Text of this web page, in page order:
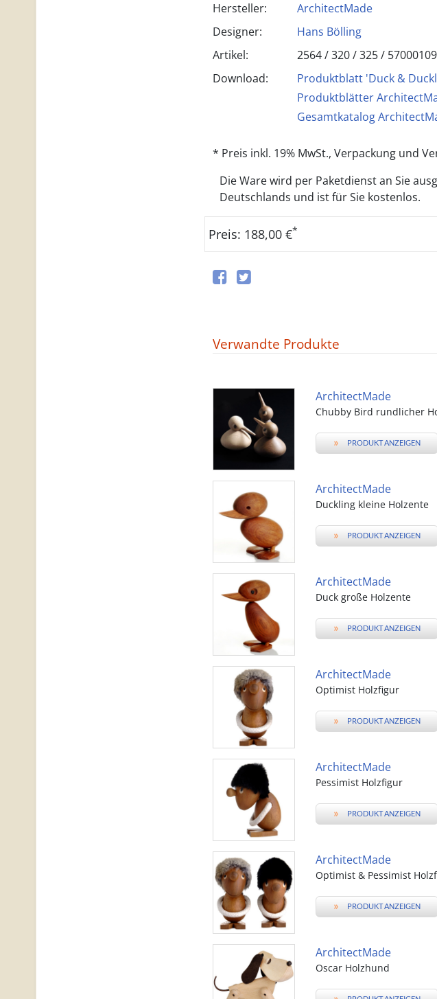
Hersteller:
ArchitectMade
Designer:
Hans Bölling
Artikel:
2564 /320 / 325/
Download:
Produktblatt 'Duck &
Produktblätter
Gesamtkatalog
* Preis inkl. 19% MwSt., Verpackung und
Die Ware wird per Paketdienst an Sie
Deutschlands und ist für Sie kostenlos.
Preis: 188,00 €*
Verwandte Produkte
ArchitectMade
Chubby Bird rundlicher
» PRODUKT ANZEIGEN
ArchitectMade
Duckling kleine Holzente
» PRODUKT ANZEIGEN
ArchitectMade
Duck große Holzente
» PRODUKT ANZEIGEN
ArchitectMade
Optimist Holzfigur
» PRODUKT ANZEIGEN
ArchitectMade
Pessimist Holzfigur
» PRODUKT ANZEIGEN
ArchitectMade
Optimist & Pessimist
» PRODUKT ANZEIGEN
ArchitectMade
Oscar Holzhund